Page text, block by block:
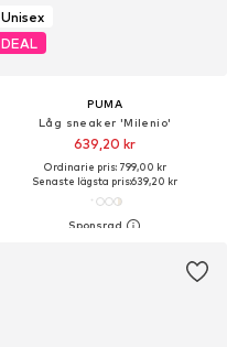
Unisex
DEAL
PUMA
Låg sneaker 'Milenio'
639,20 kr
Ordinarie pris: 799,00 kr
Senaste lägsta pris:639,20 kr